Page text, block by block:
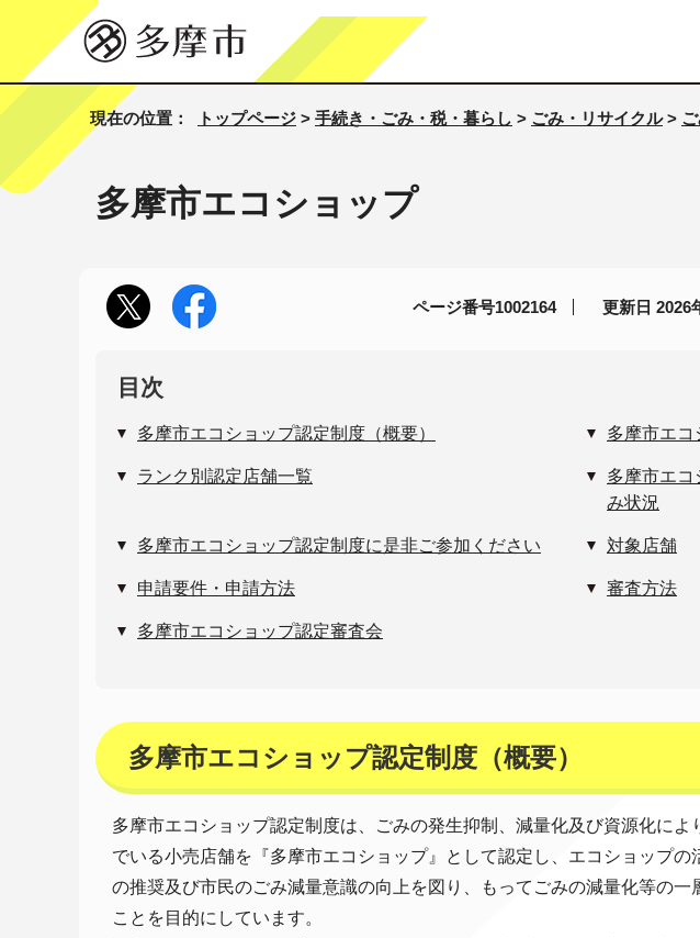
現在の位置： トップページ > 手続き・ごみ・税・暮らし > ごみ・リサイクル>
多摩市エコショップ
ページ番号1002164 更新日 2026
目次
多摩市エコショップ認定制度（概要） 多摩市エコ
ランク別認定店舗一覧
多摩市エコ
み状況
多摩市エコショップ認定制度に是非ご参加ください 対象店舗
申請要件・申請方法 審査方法
多摩市エコショップ認定審査会
多摩市エコショップ認定制度（概要）
多摩市エコショップ認定制度は、ごみの発生抑制、減量化及び資源化に
でいる小売店舗を『多摩市エコショップ』として認定し、エコショップ
の推奨及び市民のごみ減量意識の向上を図り、もってごみの減量化等の
ことを目的にしています。